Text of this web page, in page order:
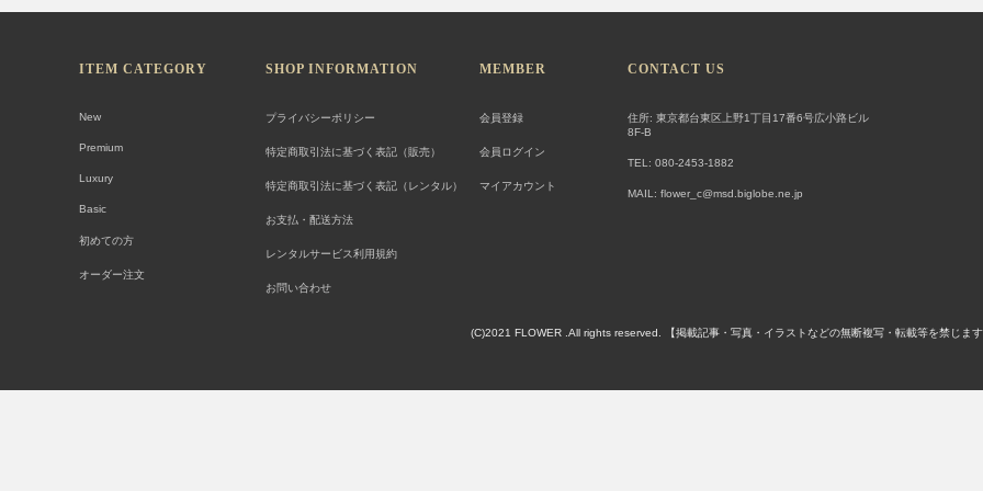
ITEM CATEGORY
New
Premium
Luxury
Basic
初めての方
オーダー注文
SHOP INFORMATION
プライバシーポリシー
特定商取引法に基づく表記（販売）
特定商取引法に基づく表記（レンタル）
お支払・配送方法
レンタルサービス利用規約
お問い合わせ
MEMBER
会員登録
会員ログイン
マイアカウント
CONTACT US
住所: 東京都台東区上野1丁目17番6号広小路ビル
8F-B
TEL: 080-2453-1882
MAIL: flower_c@msd.biglobe.ne.jp
(C)2021 FLOWER .All rights reserved. 【掲載記事・写真・イラストなどの無断複写・転載等を禁じま